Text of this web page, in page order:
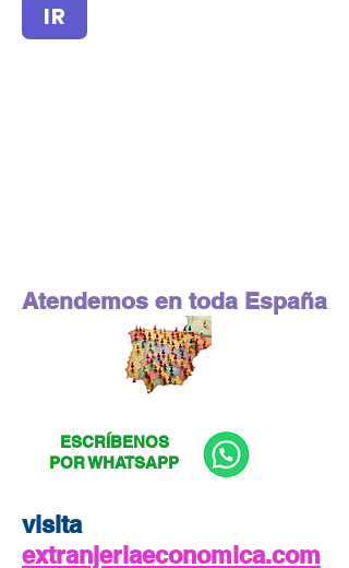
IR
Atendemos en toda España
ESCRÍBENOS
POR WHATSAPP
visita
extranjeriaeconomica.com